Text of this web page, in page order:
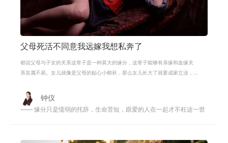
父母死活不同意我远嫁我想私奔了
都说父母与子女的关系这辈子是一种莫大的缘分，这辈子能够有亲缘和血缘关
系实属不易。女儿就像是父母的贴心小棉袄，那么女儿长大了就要成家立业，
钟仪
—— 缘分只是懦弱的托辞，生命苦短，跟爱的人在一起才不枉这一世